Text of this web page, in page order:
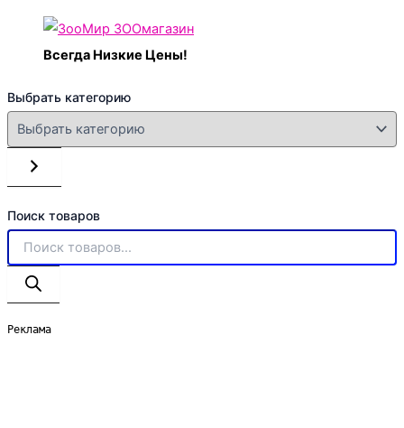
Всегда Низкие Цены!
Выбрать категорию
Поиск товаров
Реклама